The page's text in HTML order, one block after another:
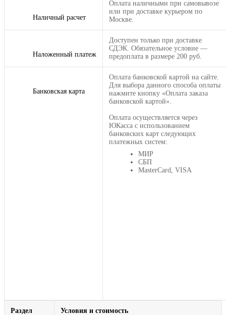
Наличный расчет
Оплата наличными при самовывозе
или при доставке курьером по
Москве.
Наложенный платеж
Доступен только при доставке
СДЭК. Обязательное условие —
предоплата в размере 200 руб.
Банковская карта
Оплата банковской картой на сайте.
Для выбора данного способа оплаты
нажмите кнопку «Оплата заказа
банковской картой».
Оплата осуществляется через
ЮКасса с использованием
банковских карт следующих
платежных систем:
МИР
СБП
MasterCard, VISA
Раздел Условия и стоимость